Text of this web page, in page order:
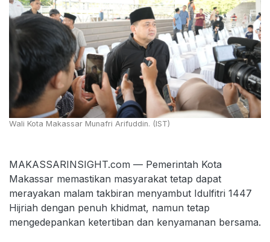
Wali Kota Makassar Munafri Arifuddin. (IST)
MAKASSARINSIGHT.com — Pemerintah Kota
Makassar memastikan masyarakat tetap dapat
merayakan malam takbiran menyambut Idulfitri 1447
Hijriah dengan penuh khidmat, namun tetap
mengedepankan ketertiban dan kenyamanan bersama.